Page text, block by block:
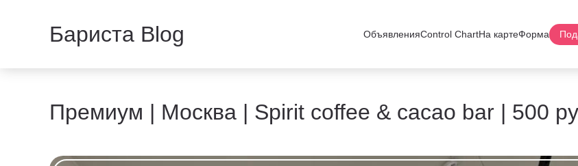
Бариста Blog ОбъявленияControl ChartНа картеФорма
Премиум | Москва | Spirit coffee & cacao bar | 500